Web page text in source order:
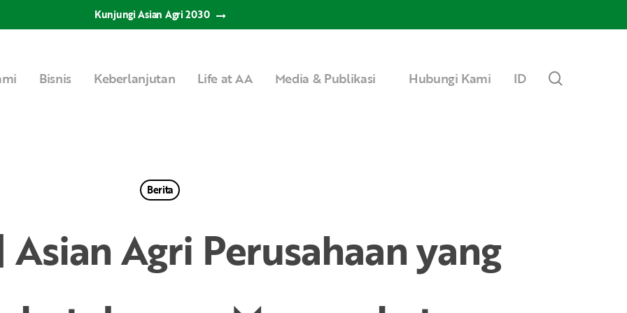
Kunjungi Asian Agri 2030
Bisnis Keberlanjutan Life at AA Media & Publikasi Hubungi Kami ID
Berita